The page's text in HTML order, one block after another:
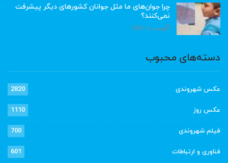
چرا جوان‌های ما مثل جوانان کشورهای دیگر پیشرفت
نمی‌کنند؟
آگوست 6, 2026
دسته‌های محبوب
عکس شهروندی 2820
عکس روز 1110
فیلم شهروندی 700
فناوری و ارتباطات 601